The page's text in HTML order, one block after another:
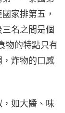
家排第五，
名之間是個
物的特點只有
炸物的口感
如大醬、味